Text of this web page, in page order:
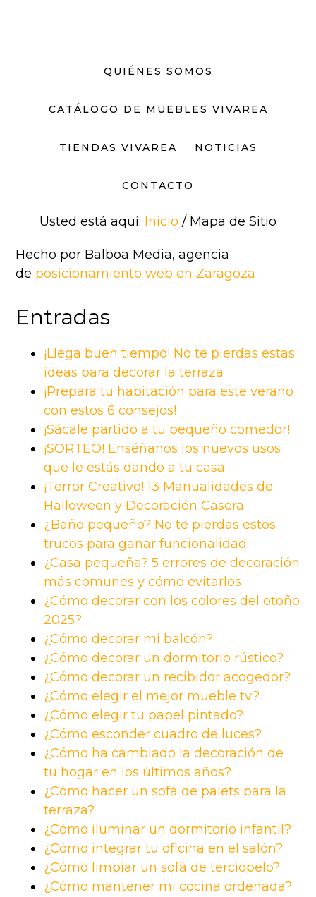
QUIÉNES SOMOS
CATÁLOGO DE MUEBLES VIVAREA
TIENDAS VIVAREA NOTICIAS
CONTACTO
Usted está aquí: Inicio / Mapa de Sitio
Hecho por Balboa Media, agencia
de posicionamiento web en Zaragoza
Entradas
¡Llega buen tiempo! No te pierdas estas
ideas para decorar la terraza
¡Prepara tu habitación para este verano
con estos 6 consejos!
¡Sácale partido a tu pequeño comedor!
¡SORTEO! Enséñanos los nuevos usos
que le estás dando a tu casa
¡Terror Creativo! 13 Manualidades de
Halloween y Decoración Casera
¿Baño pequeño? No te pierdas estos
trucos para ganar funcionalidad
¿Casa pequeña? 5 errores de decoración
más comunes y cómo evitarlos
¿Cómo decorar con los colores del otoño
2025?
¿Cómo decorar mi balcón?
¿Cómo decorar un dormitorio rústico?
¿Cómo decorar un recibidor acogedor?
¿Cómo elegir el mejor mueble tv?
¿Cómo elegir tu papel pintado?
¿Cómo esconder cuadro de luces?
¿Cómo ha cambiado la decoración de
tu hogar en los últimos años?
¿Cómo hacer un sofá de palets para la
terraza?
¿Cómo iluminar un dormitorio infantil?
¿Cómo integrar tu oficina en el salón?
¿Cómo limpiar un sofá de terciopelo?
¿Cómo mantener mi cocina ordenada?